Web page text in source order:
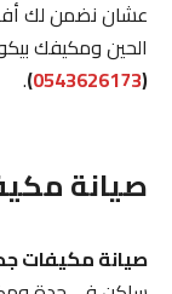
عشان نضمن لك
الحين ومكيفك
0543626173
)
.
صيانة
صيانة مكيفات جدة